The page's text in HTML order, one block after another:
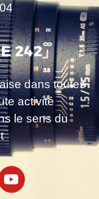
dans toutes
activité
le sens du